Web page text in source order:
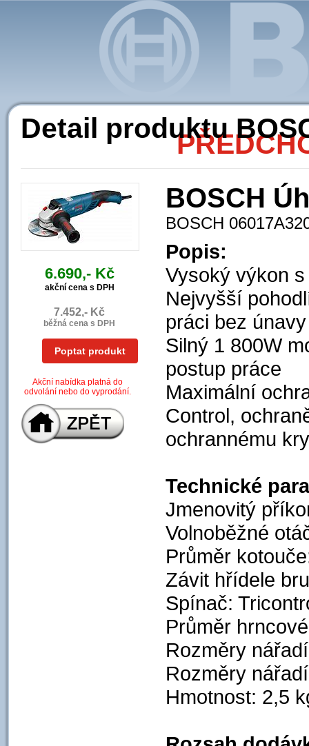
Detail produktu
6.690,- Kč
akční cena s DPH
7.452,- Kč
běžná cena s DPH
Poptat produkt
Akční nabídka platná do
odvolání nebo do vyprodání.
BOSCH
BOSCH
Popis:
Vysoký výkon
Nejvyšší
práci bez únavy
Silný 1 800W
postup práce
Maximální
Control,
ochrannému
Technické
Jmenovitý
Volnoběžné
Průměr
Závit hřídele
Spínač:
Průměr
Rozměry
Rozměry
Hmotnost: 2,5